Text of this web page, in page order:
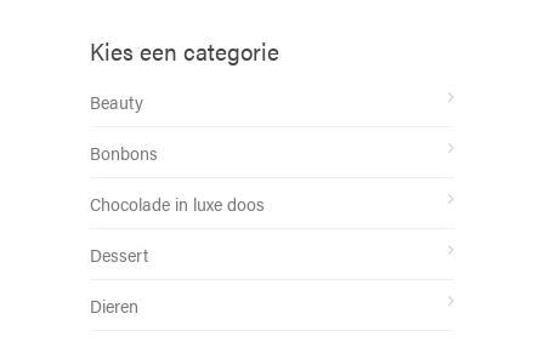
Kies een categorie
Beauty
Bonbons
Chocolade in luxe doos
Dessert
Dieren